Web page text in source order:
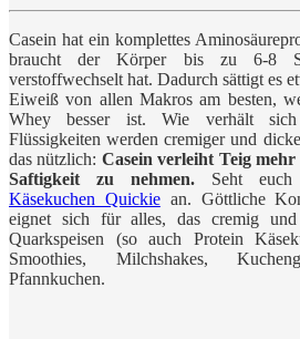
Casein hat ein komplettes
braucht der Körper bis zu 6-8
verstoffwechselt hat. Dadurch sättigt es
Eiweiß von allen Makros am besten,
Whey besser ist. Wie verhält
Flüssigkeiten werden cremiger und
das nützlich: Casein verleiht Teig
Saftigkeit zu nehmen. Seht euch
Käsekuchen Quickiean. Göttliche
eignet sich für alles, das cremig
Quarkspeisen (so auch Protein
Smoothies, Milchshakes,
Pfannkuchen.